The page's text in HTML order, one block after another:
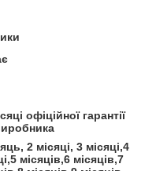
офіційної гарантії
2 місяці, 3 місяці,4
місяців,6 місяців,7